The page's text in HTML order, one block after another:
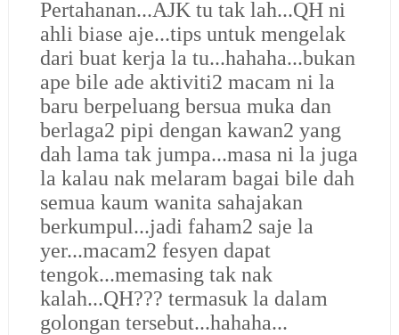
Pertahanan...AJK tu tak lah...QH ni
ahli biase aje...tips untuk mengelak
dari buat kerja la tu...hahaha...bukan
ape bile ade aktiviti2 macam ni la
baru berpeluang bersua muka dan
berlaga2 pipi dengan kawan2 yang
dah lama tak jumpa...masa ni la juga
la kalau nak melaram bagai bile dah
semua kaum wanita sahajakan
berkumpul...jadi faham2 saje la
yer...macam2 fesyen dapat
tengok...memasing tak nak
kalah...QH??? termasuk la dalam
golongan tersebut...hahaha...